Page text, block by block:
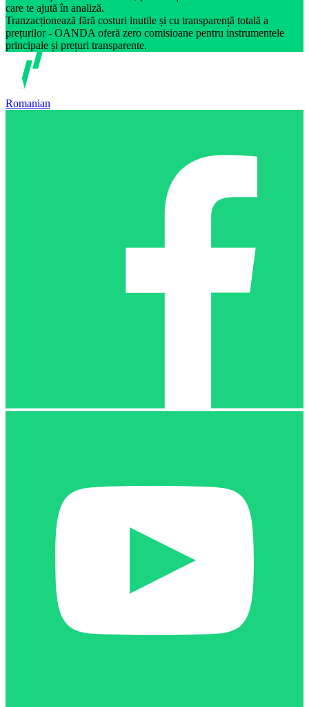
care te ajută în analiză.
Tranzacționează fără costuri inutile și cu transparență totală a
prețurilor - OANDA oferă zero comisioane pentru instrumentele
principale și prețuri transparente.
Romanian